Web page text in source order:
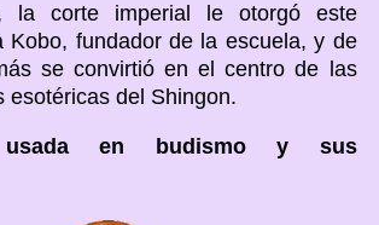
la corte imperial le otorgó este
Kobo, fundador de la escuela, y de
se convirtió en el centro de las
esotéricas del Shingon.
usada en budismo y sus